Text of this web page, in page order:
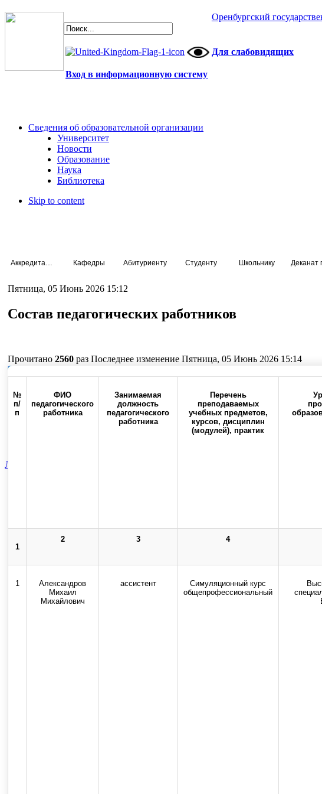
Оренбургский
Для слабовидящих
Вход в информационную систему
Сведения об образовательной организации
Университет
Новости
Образование
Наука
Библиотека
Skip to content
Кафедры Абитуриенту Студенту Школьнику
Пятница, 05 Июнь 2026 15:12
Состав педагогических работников
№
п/
п
ФИО
педагогического
работника
Занимаемая
должность
педагогического
работника
Перечень
преподаваемых
учебных предметов,
курсов, дисциплин
(модулей), практик
1
2 3 4
1
Александров
Михаил
Михайлович
ассистент
Симуляционный курс
общепрофессиональный
Прочитано 2560 раз Последнее изменение Пятница, 05 Июнь 2026 15:14
Наверх
Факс:(3532) 50-06-20
Лечебный факультет